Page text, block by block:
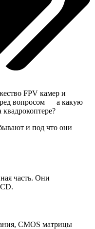
FPV камер и
вопросом — а какую
и под что они
часть. Они
CMOS матрицы